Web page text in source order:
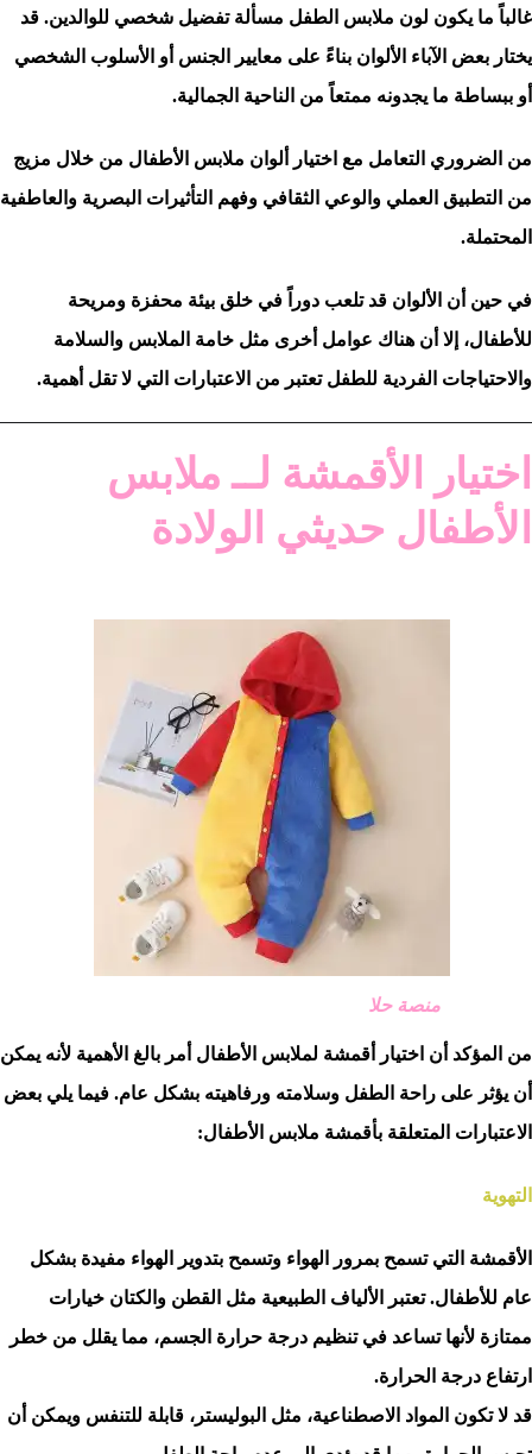
غالباً ما يكون لون ملابس الطفل مسألة تفضيل شخصي للوالدين. قد
يختار بعض الآباء الألوان بناءً على معايير الجنس أو الأسلوب الشخصي
أو ببساطة ما يجدونه ممتعاً من الناحية الجمالية.
من الضروري التعامل مع اختيار ألوان ملابس الأطفال من خلال مزيج
من التطبيق العملي والوعي الثقافي وفهم التأثيرات البصرية والعاطفية
المحتملة.
في حين أن الألوان قد تلعب دوراً في خلق بيئة محفزة ومريحة
للأطفال، إلا أن هناك عوامل أخرى مثل خامة الملابس والسلامة
والاحتياجات الفردية للطفل تعتبر من الاعتبارات التي لا تقل أهمية.
اختيار الأقمشة لــ ملابس
الأطفال حديثي الولادة
منصة حلا
من المؤكد أن اختيار أقمشة لملابس الأطفال أمر بالغ الأهمية لأنه يمكن
أن يؤثر على راحة الطفل وسلامته ورفاهيته بشكل عام. فيما يلي بعض
الاعتبارات المتعلقة بأقمشة ملابس الأطفال:
التهوية
الأقمشة التي تسمح بمرور الهواء وتسمح بتدوير الهواء مفيدة بشكل
عام للأطفال. تعتبر الألياف الطبيعية مثل القطن والكتان خيارات
ممتازة لأنها تساعد في تنظيم درجة حرارة الجسم، مما يقلل من خطر
ارتفاع درجة الحرارة.
قد لا تكون المواد الاصطناعية، مثل البوليستر، قابلة للتنفس ويمكن أن